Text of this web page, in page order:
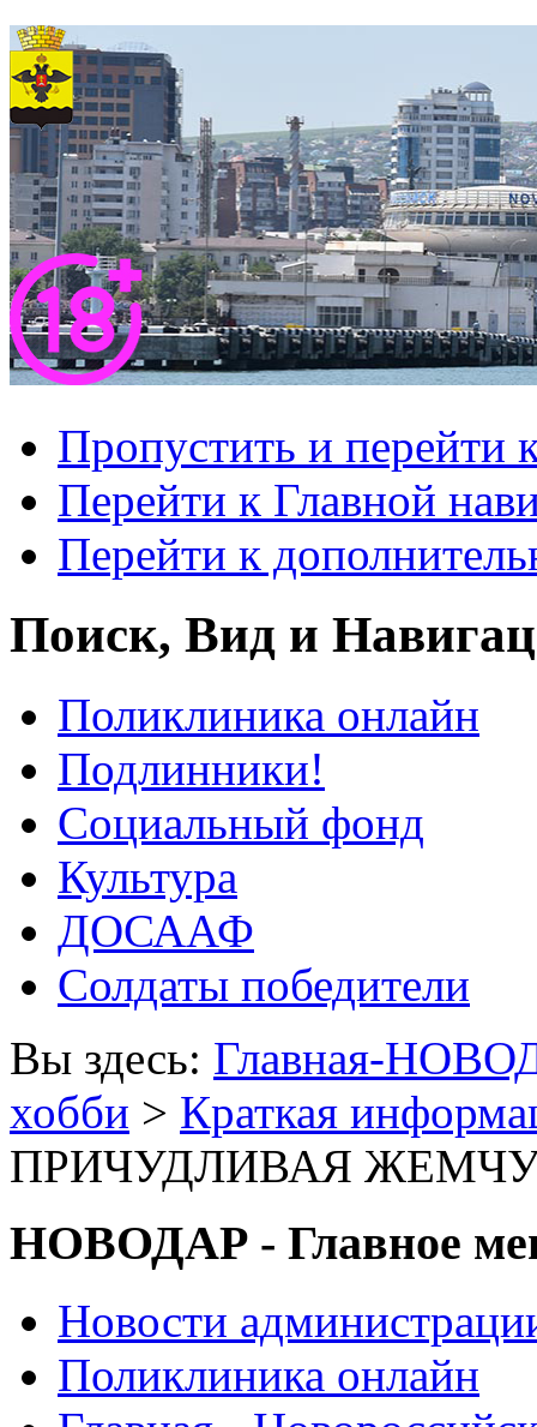
Пропустить и перейти
Перейти к Главной
Перейти к
Поиск, Вид и
Поликлиника онлайн
Подлинники!
Социальный фонд
Культура
ДОСААФ
Солдаты победители
Вы здесь: Главная-
хобби > Краткая
ПРИЧУДЛИВАЯ
НОВОДАР - Главное
Новости
Поликлиника онлайн